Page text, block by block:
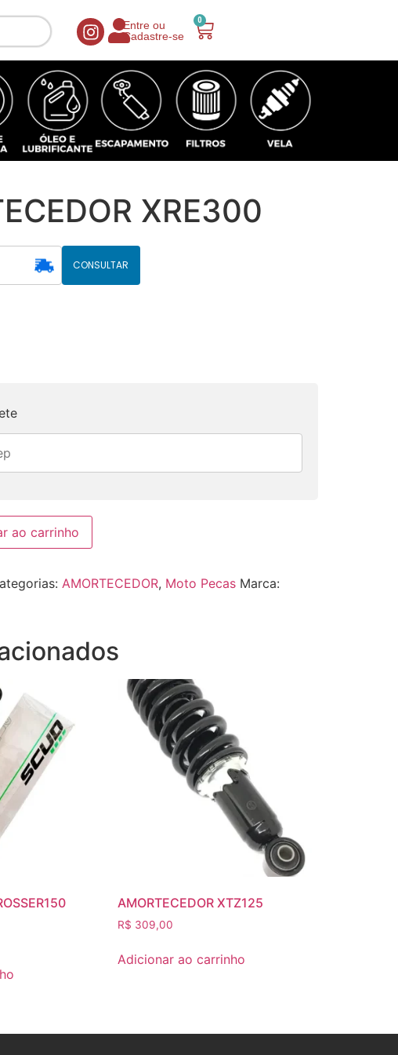
Entre ou
Cadastre-se
0
XRE300
CONSULTAR
ao carrinho
AMORTECEDOR, Moto Pecas Marca:
AMORTECEDOR XTZ125
R$ 309,00
Adicionar ao carrinho